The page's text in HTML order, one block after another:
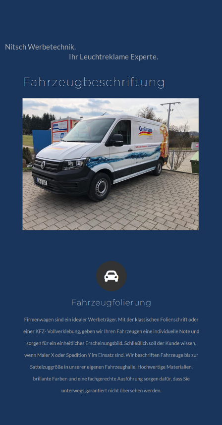
Nitsch Werbetechnik.
Ihr Leuchtreklame Experte.